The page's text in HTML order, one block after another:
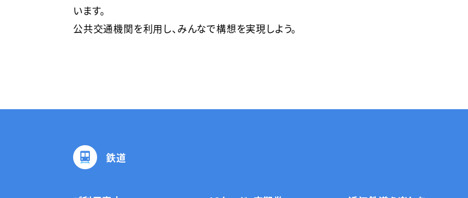
います。
公共交通機関を利用し、みんなで構想を実現しよう。
鉄道